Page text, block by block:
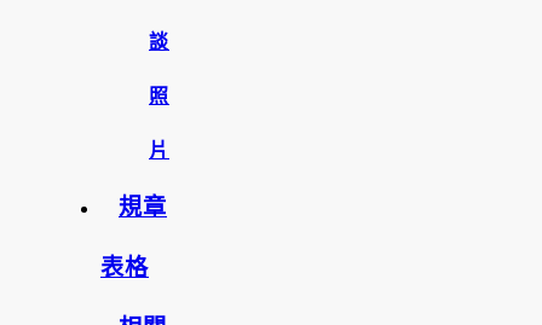
談
照
片
規章
表格